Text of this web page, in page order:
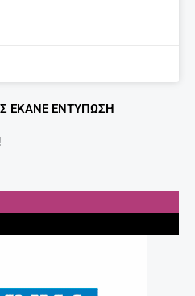
ΈΚΑΝΕ ΕΝΤΎΠΩΣΗ